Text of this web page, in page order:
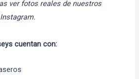
ver fotos reales de nuestros
cuentan con: